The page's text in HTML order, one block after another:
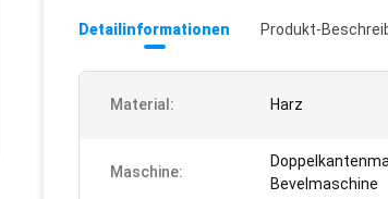
Detailinformationen Produkt-
Material: Harz
Maschine:
Bevelmaschine